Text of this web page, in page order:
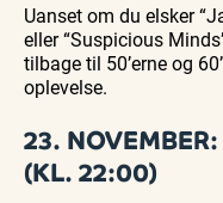
Uanset om du elsker
eller “Suspicious
tilbage til 50’erne og
oplevelse.
23.
(KL. 22:00)